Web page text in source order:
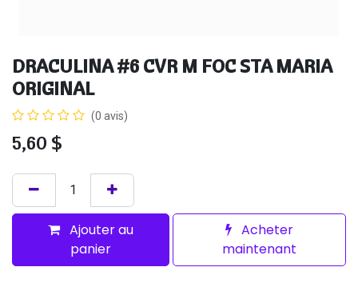
DRACULINA #6 CVR M FOC STA MARIA
ORIGINAL
(0 avis)
5,60 $
Ajouter au
panier
Acheter
maintenant